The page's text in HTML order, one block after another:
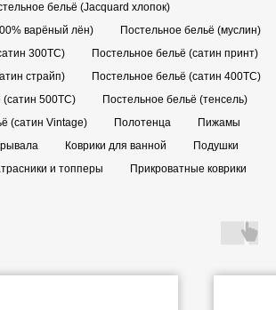
бельё (Jacquard хлопок)
варёный лён)
Постельное бельё (муслин)
300TC)
Постельное бельё (сатин принт)
страйп)
Постельное бельё (сатин 400TC)
500TC)
Постельное бельё (тенсель)
(сатин Vintage)
Полотенца
Пижамы
Коврики для ванной
Подушки
и топперы Прикроватные коврики